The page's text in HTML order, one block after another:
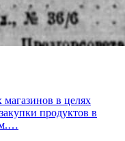
в целях
продуктов в